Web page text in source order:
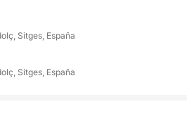
: vous choisissez
et où plonger.
en Méditerranée.
Sitges, España
Sitges, España